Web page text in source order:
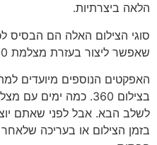
הלאה ביצרתיות.
סוגי הצילום האלה הם הבסיס
שאפשר ליצור בעזרת מצלמת 360.
האפקטים הנוספים מיועדים
לשלב הבא. אבל לפני שאתם
בזמן הצילום או בעריכה